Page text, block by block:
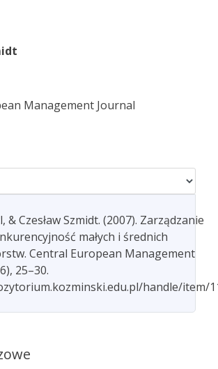
Management Journal
& Czesław Szmidt. (2007). Zarządzanie
małych i średnich
Central European Management
25–30.
handle/item/